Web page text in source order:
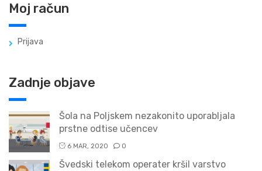
Moj račun
Prijava
Zadnje objave
Šola na Poljskem nezakonito uporabljala
prstne odtise učencev
6 MAR, 2020 0
Švedski telekom operater kršil varstvo